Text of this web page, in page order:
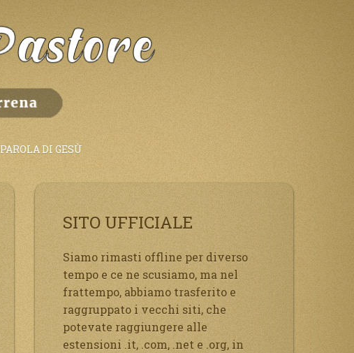
PAROLA DI GESÙ
SITO UFFICIALE
Siamo rimasti offline per diverso
tempo e ce ne scusiamo, ma nel
frattempo, abbiamo trasferito e
raggruppato i vecchi siti, che
potevate raggiungere alle
estensioni .it, .com, .net e .org, in